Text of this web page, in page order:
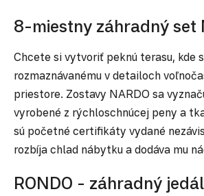
8-miestny záhradný set
Chcete si vytvoriť peknú terasu, kde
rozmaznávanému v detailoch
priestore. Zostavy NARDO sa
vyrobené z rýchloschnúcej peny a
sú početné certifikáty vydané
rozbíja chlad nábytku a dodáva mu
RONDO - záhradný